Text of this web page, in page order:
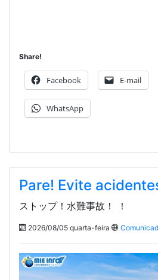
Share!
Facebook E-mail
WhatsApp
Pare! Evite
ストップ！水難事故！ ！
2026/08/05 quarta-feira